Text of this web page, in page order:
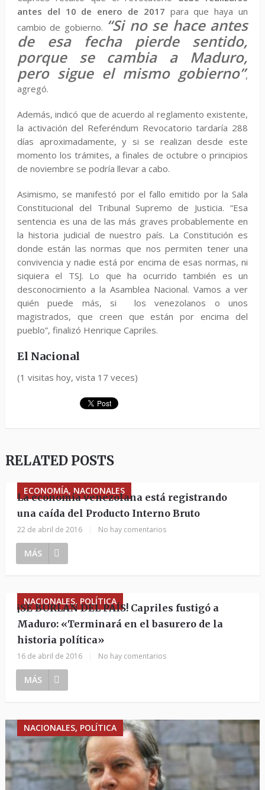
antes del 10 de enero de 2017 para que haya un
cambio de gobierno. “Si no se hace antes
de esa fecha pierde sentido,
porque se cambia a Maduro,
pero sigue el mismo gobierno”,
agregó.
Además, indicó que de acuerdo al reglamento existente,
la activación del Referéndum Revocatorio tardaría 288
días aproximadamente, y si se realizan desde este
momento los trámites, a finales de octubre o principios
de noviembre se podría llevar a cabo.
Asimismo, se manifestó por el fallo emitido por la Sala
Constitucional del Tribunal Supremo de Justicia. “Esa
sentencia es una de las más graves probablemente en
la historia judicial de nuestro país. La Constitución es
donde están las normas que nos permiten tener una
convivencia y nadie está por encima de esas normas, ni
siquiera el TSJ. Lo que ha ocurrido también es un
desconocimiento a la Asamblea Nacional. Vamos a ver
quién puede más, si los venezolanos o unos
magistrados, que creen que están por encima del
pueblo”, finalizó Henrique Capriles.
El Nacional
(1 visitas hoy, vista 17 veces)
RELATED POSTS
ECONOMÍA, NACIONALES
La economía venezolana está registrando
una caída del Producto Interno Bruto
22 de abril de 2016 No hay comentarios
MÁS
NACIONALES, POLÍTICA
¡SE BURLAN DEL PAÍS! Capriles fustigó a
Maduro: «Terminará en el basurero de la
historia política»
16 de abril de 2016 No hay comentarios
MÁS
NACIONALES, POLÍTICA